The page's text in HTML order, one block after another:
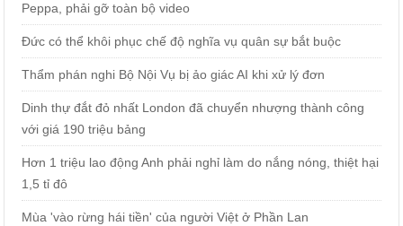
Peppa, phải gỡ toàn bộ video
Đức có thể khôi phục chế độ nghĩa vụ quân sự bắt buộc
Thẩm phán nghi Bộ Nội Vụ bị ảo giác AI khi xử lý đơn
Dinh thự đắt đỏ nhất London đã chuyển nhượng thành công
với giá 190 triệu bảng
Hơn 1 triệu lao động Anh phải nghỉ làm do nắng nóng, thiệt hại
1,5 tỉ đô
Mùa 'vào rừng hái tiền' của người Việt ở Phần Lan